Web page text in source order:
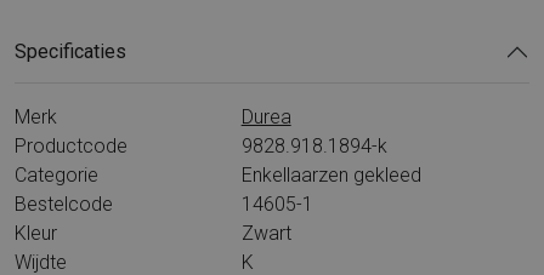
Specificaties
Merk
Durea
Productcode
9828.918.1894-k
Categorie
Enkellaarzen gekleed
Bestelcode
14605-1
Kleur
Zwart
Wijdte
K